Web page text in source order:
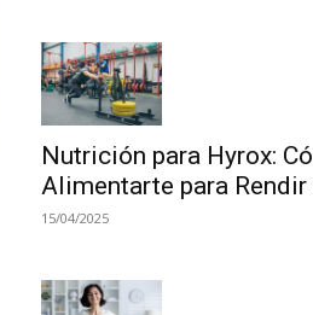
Nutrición para Hyrox:
Alimentarte para
15/04/2025